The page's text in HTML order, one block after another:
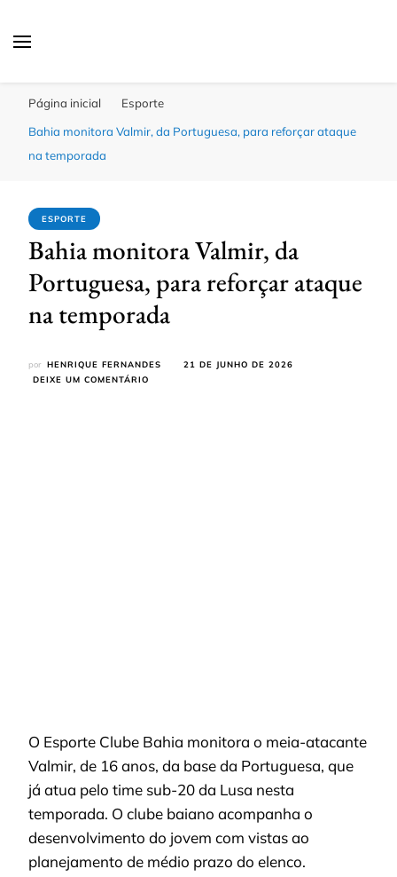
Página inicial
Esporte
Bahia monitora Valmir, da Portuguesa, para reforçar ataque
na temporada
ESPORTE
Bahia monitora Valmir, da
Portuguesa, para reforçar ataque
na temporada
por HENRIQUE FERNANDES
21 DE JUNHO DE 2026
DEIXE UM COMENTÁRIO
O Esporte Clube Bahia monitora o meia-atacante
Valmir, de 16 anos, da base da Portuguesa, que
já atua pelo time sub-20 da Lusa nesta
temporada. O clube baiano acompanha o
desenvolvimento do jovem com vistas ao
planejamento de médio prazo do elenco.